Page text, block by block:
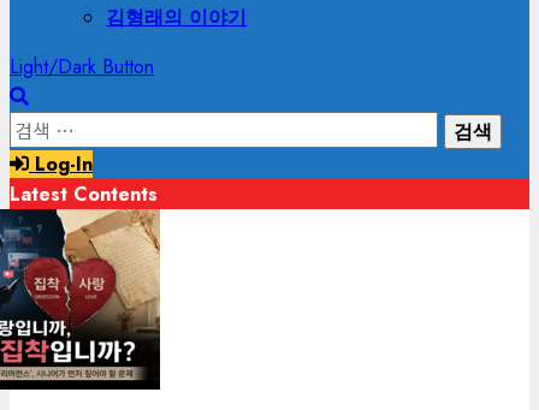
김형래의 이야기
Light/Dark Button
검
색:Log-In
Latest Contents